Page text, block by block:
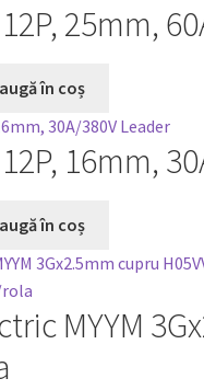
25mm,
în coș
16mm,
în coș
MYYM